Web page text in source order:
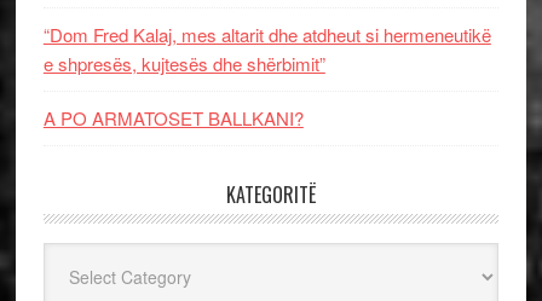
“Dom Fred Kalaj, mes altarit dhe atdheut si hermeneutikë
e shpresës, kujtesës dhe shërbimit”
A PO ARMATOSET BALLKANI?
KATEGORITË